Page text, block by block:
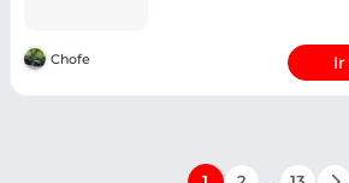
Chofe